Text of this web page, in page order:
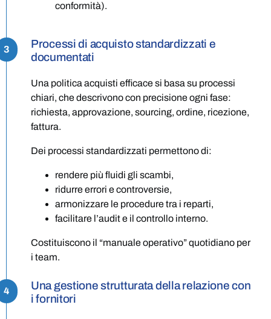
conformità).
Processi di acquisto standardizzati e
documentati
3
Una politica acquisti efficace si basa su processi
chiari, che descrivono con precisione ogni fase:
richiesta, approvazione, sourcing, ordine, ricezione,
fattura.
Dei processi standardizzati permettono di:
rendere più fluidi gli scambi,
ridurre errori e controversie,
armonizzare le procedure tra i reparti,
facilitare l’audit e il controllo interno.
Costituiscono il “manuale operativo” quotidiano per
i team.
Una gestione strutturata della relazione con
i fornitori
4